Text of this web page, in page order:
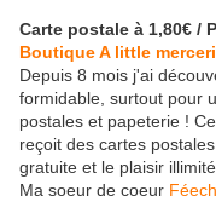
Carte postale à 1,80€ /
Boutique A little
Depuis 8 mois j'ai
formidable, surtout pour
postales et papeterie !
reçoit des cartes
gratuite et le plaisir
Ma soeur de coeur